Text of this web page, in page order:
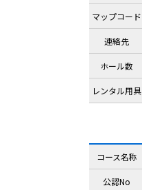
マップコード
連絡先
ホール数
レンタル用具
コース名称
公認No